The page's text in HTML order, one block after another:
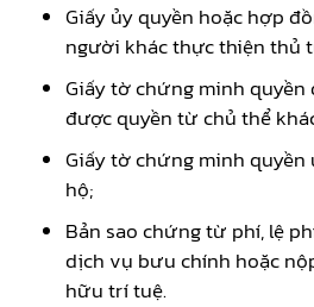
Giấy ủy quyền hoặc hợp
người khác thực thiện thủ
Giấy tờ chứng minh quyền
được quyền từ chủ thể
Giấy tờ chứng minh
hộ;
Bản sao chứng từ phí, lệ
dịch vụ bưu chính hoặc
hữu trí tuệ.